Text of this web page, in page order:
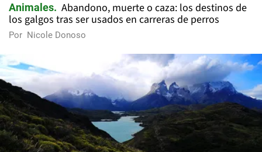
Animales
Abandono, muerte o caza: los destinos de
los galgos tras ser usados en carreras de perros
Por Nicole Donoso